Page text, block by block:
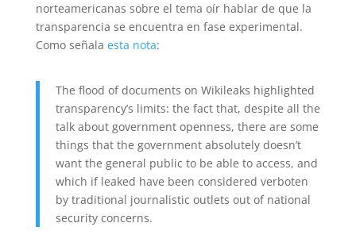
norteamericanas sobre el tema oír hablar de que la
transparencia se encuentra en fase experimental.
Como señala esta nota:
The flood of documents on Wikileaks highlighted
transparency’s limits: the fact that, despite all the
talk about government openness, there are some
things that the government absolutely doesn’t
want the general public to be able to access, and
which if leaked have been considered verboten
by traditional journalistic outlets out of national
security concerns.